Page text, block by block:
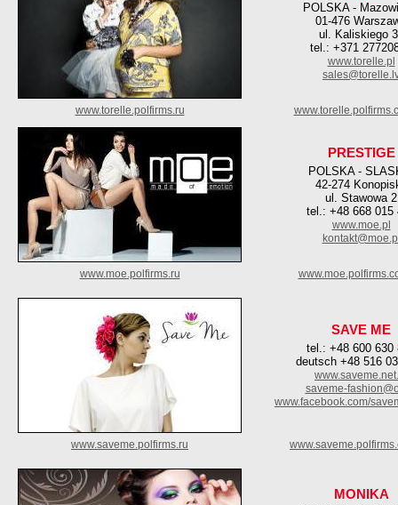
POLSKA -
01-476
ul. Kaliskiego
tel.: +371
www.torelle.pl
www.torelle.polfirms.ru
PRESTIGE
POLSKA -
42-274
ul. Stawowa 2
tel.: +48 668 015
www.moe.pl
www.moe.polfirms.ru
SAVE ME
tel.: +48 600 630
deutsch +48 516
saveme-
www.facebook.com/
www.saveme.polfirms.ru
MONIKA